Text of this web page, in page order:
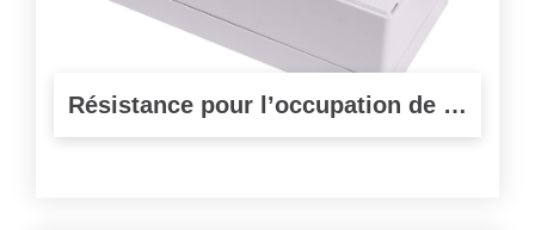
Résistance pour l’occupation de circuits de voie